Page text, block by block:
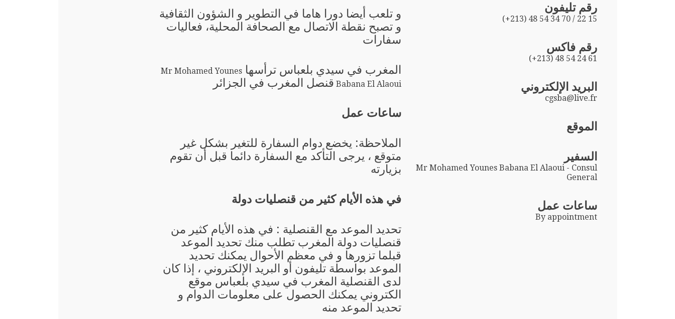
رقم تليفون
(+213) 48 54 34 70 / 22 15
رقم فاكس
(+213) 48 54 24 61
البريد الإلكتروني
cgsba@live.fr
الموقع
السفير
Mr Mohamed Younes Babana El Alaoui - Consul
General
ساعات عمل
By appointment
و تلعب أيضا دورا هاما في التطوير و الشؤون الثقافية
و تصبح نقطة الاتصال مع الصحافة المحلية، فعاليات
سفارات
المغرب في سيدي بلعباس ترأسها Mr Mohamed Younes
Babana El Alaoui قنصل المغرب في الجزائر
ساعات عمل
الملاحظة: يخضع دوام السفارة للتغير بشكل غير
متوقع ، يرجى التأكد مع السفارة دائما قبل أن تقوم
بزيارته
في هذه الأيام كثير من قنصليات دولة
تحديد الموعد مع القنصلية : في هذه الأيام كثير من
قنصليات دولة المغرب تطلب منك تحديد الموعد
قبلما تزورها و في معظم الأحوال يمكنك تحديد
الموعد بواسطة تليفون أو البريد الإلكتروني ، إذا كان
لدى القنصلية المغرب في سيدي بلعباس موقع
الكتروني يمكنك الحصول على معلومات الدوام و
تحديد الموعد منه